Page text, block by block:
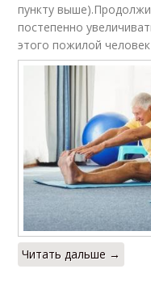
пункту
постепенно
этого пожилой
Читать дальше →